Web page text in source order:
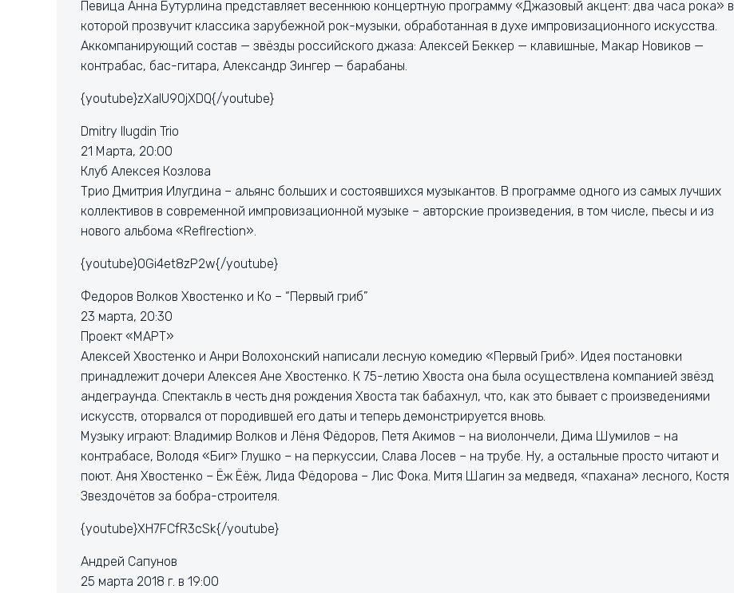
Певица Анна Бутурлина представляет весеннюю концертную программу «Джазовый акцент: два часа рока» в
которой прозвучит классика зарубежной рок-музыки, обработанная в духе импровизационного искусства.
Аккомпанирующий состав — звёзды российского джаза: Алексей Беккер — клавишные, Макар Новиков —
контрабас, бас-гитара, Александр Зингер — барабаны.
{youtube}zXaIU90jXDQ{/youtube}
Dmitry Ilugdin Trio
21 Марта, 20:00
Клуб Алексея Козлова
Трио Дмитрия Илугдина – альянс больших и состоявшихся музыкантов. В программе одного из самых лучших
коллективов в современной импровизационной музыке – авторские произведения, в том числе, пьесы и из
нового альбома «Reflrection».
{youtube}0Gi4et8zP2w{/youtube}
Федоров Волков Хвостенко и Ко – “Первый гриб”
23 марта, 20:30
Проект «МАРТ»
Алексей Хвостенко и Анри Волохонский написали лесную комедию «Первый Гриб». Идея постановки
принадлежит дочери Алексея Ане Хвостенко. К 75-летию Хвоста она была осуществлена компанией звёзд
андеграунда. Спектакль в честь дня рождения Хвоста так бабахнул, что, как это бывает с произведениями
искусств, оторвался от породившей его даты и теперь демонстрируется вновь.
Музыку играют: Владимир Волков и Лёня Фёдоров, Петя Акимов – на виолончели, Дима Шумилов – на
контрабасе, Володя «Биг» Глушко – на перкуссии, Слава Лосев – на трубе. Ну, а остальные просто читают и
поют. Аня Хвостенко – Ёж Ёёж, Лида Фёдорова – Лис Фока. Митя Шагин за медведя, «пахана» лесного, Костя
Звездочётов за бобра-строителя.
{youtube}XH7FCfR3cSk{/youtube}
Андрей Сапунов
25 марта 2018 г. в 19:00